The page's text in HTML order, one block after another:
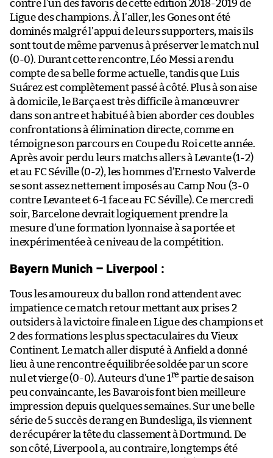
contre l’un des favoris de cette édition 2018-2019 de
Ligue des champions. À l’aller, les Gones ont été
dominés malgré l’appui de leurs supporters, mais ils
sont tout de même parvenus à préserver le match nul
(0-0). Durant cette rencontre, Léo Messi a rendu
compte de sa belle forme actuelle, tandis que Luis
Suárez est complètement passé à côté. Plus à son aise
à domicile, le Barça est très difficile à manœuvrer
dans son antre et habitué à bien aborder ces doubles
confrontations à élimination directe, comme en
témoigne son parcours en Coupe du Roi cette année.
Après avoir perdu leurs matchs allers à Levante (1-2)
et au FC Séville (0-2), les hommes d’Ernesto Valverde
se sont assez nettement imposés au Camp Nou (3-0
contre Levante et 6-1 face au FC Séville). Ce mercredi
soir, Barcelone devrait logiquement prendre la
mesure d’une formation lyonnaise à sa portée et
inexpérimentée à ce niveau de la compétition.
Bayern Munich – Liverpool :
Tous les amoureux du ballon rond attendent avec
impatience ce match retour mettant aux prises 2
outsiders à la victoire finale en Ligue des champions et
2 des formations les plus spectaculaires du Vieux
Continent. Le match aller disputé à Anfield a donné
lieu à une rencontre équilibrée soldée par un score
nul et vierge (0-0). Auteurs d’une 1re partie de saison
peu convaincante, les Bavarois font bien meilleure
impression depuis quelques semaines. Sur une belle
série de 5 succès de rang en Bundesliga, ils viennent
de récupérer la tête du classement à Dortmund. De
son côté, Liverpool a, au contraire, longtemps été